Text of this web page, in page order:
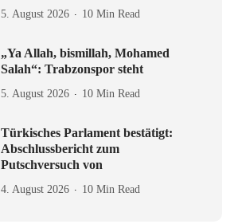
5. August 2026 10 Min Read
„Ya Allah, bismillah, Mohamed
Salah“: Trabzonspor steht
5. August 2026 10 Min Read
Türkisches Parlament bestätigt:
Abschlussbericht zum
Putschversuch von
4. August 2026 10 Min Read